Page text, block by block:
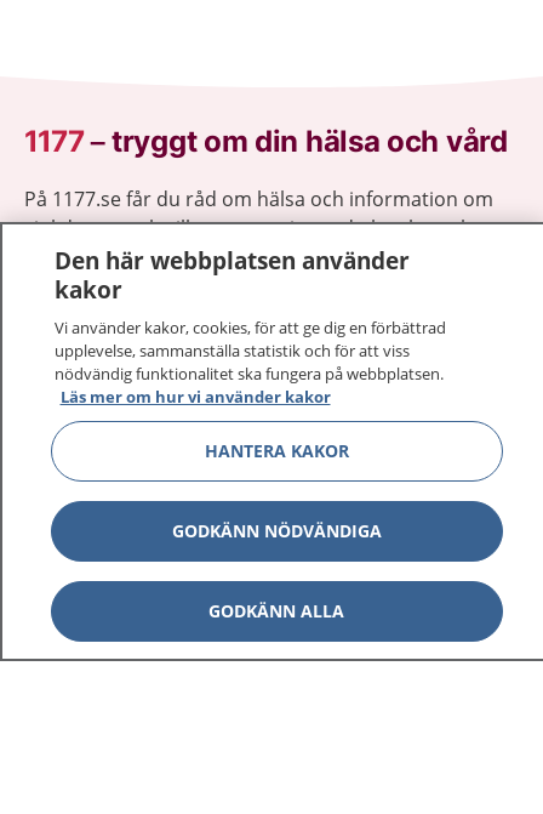
1177–tryggt om din hälsa och vård
På 1177.se får du råd om hälsa och information om
sjukdomar och vilka mottagningar du kan kontakta.
Logga in för att läsa din journal och göra dina
vårdärenden. Ring telefonnummer 1177 för
sjukvårdsrådgivning dygnet runt.
1177 ger dig råd när du vill må bättre.
1177 på flera språk Visa
Visa
Kontakt Visa
Den här webbplatsen använder
kakor
Vi använder kakor, cookies, för att ge dig en förbättrad
upplevelse, sammanställa statistik och för att viss
nödvändig funktionalitet ska fungera på webbplatsen.
Läs mer om hur vi använder kakor
HANTERA KAKOR
GODKÄNN NÖDVÄNDIGA
GODKÄNN ALLA